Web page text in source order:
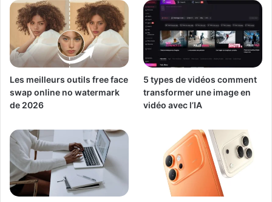
Les meilleurs outils free face
swap online no watermark
de 2026
5 types de vidéos comment
transformer une image en
vidéo avec l’IA